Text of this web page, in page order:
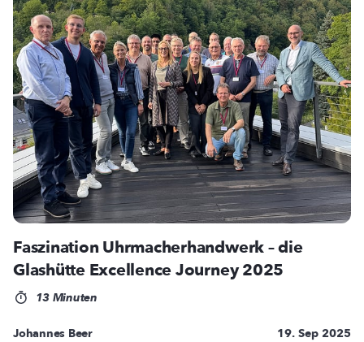
Faszination Uhrmacherhandwerk – die
Glashütte Excellence Journey 2025
13 Minuten
Johannes Beer 19. Sep 2025